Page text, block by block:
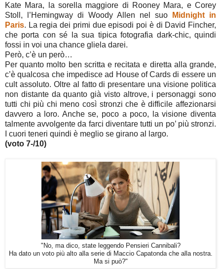
Kate Mara, la sorella maggiore di Rooney Mara, e Corey
Stoll, l’Hemingway di Woody Allen nel suo
Midnight in
Paris. La regia dei primi due episodi poi è di David Fincher,
che porta con sé la sua tipica fotografia dark-chic, quindi
fossi in voi una chance gliela darei.
Però, c’è un però…
Per quanto molto ben scritta e recitata e diretta alla grande,
c’è qualcosa che impedisce ad House of Cards di essere un
cult assoluto. Oltre al fatto di presentare una visione politica
non distante da quanto già visto altrove, i personaggi sono
tutti chi più chi meno così stronzi che è difficile affezionarsi
davvero a loro. Anche se, poco a poco, la visione diventa
talmente avvolgente da farci diventare tutti un po’ più stronzi.
I cuori teneri quindi è meglio se girano al largo.
(voto 7-/10)
"No, ma dico, state leggendo Pensieri Cannibali?
Ha dato un voto più alto alla serie di Maccio Capatonda che alla nostra.
Ma si può?"